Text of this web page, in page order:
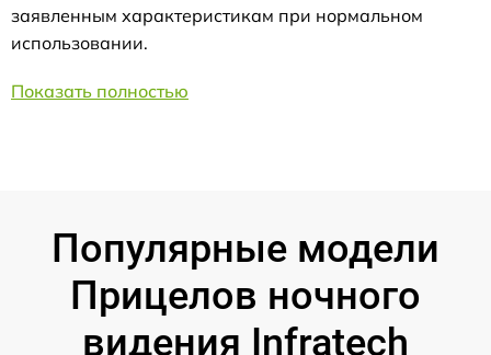
заявленным характеристикам при нормальном
использовании.
Показать полностью
Популярные модели
Прицелов ночного
видения Infratech